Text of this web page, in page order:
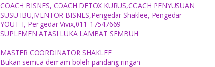
COACH BISNES, COACH DETOX KURUS,COACH PENYUSUAN
SUSU IBU,MENTOR BISNES,Pengedar Shaklee, Pengedar
YOUTH, Pengedar Vivix,011-17547669
SUPLEMEN ATASI LUKA LAMBAT SEMBUH
MASTER COORDINATOR SHAKLEE
Bukan semua demam boleh pandang ringan